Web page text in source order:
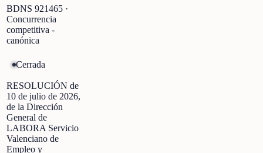
BDNS 921465 ·
Concurrencia
competitiva -
canónica
Cerrada
RESOLUCIÓN de
10 de julio de 2026,
de la Dirección
General de
LABORA Servicio
Valenciano de
Empleo y